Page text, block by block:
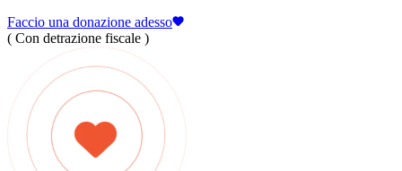
Faccio una donazione adesso
( Con detrazione fiscale )